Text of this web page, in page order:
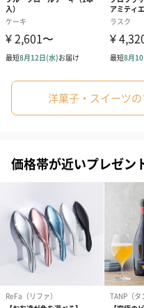
洋菓子・スイーツ
価格帯が近いプレゼン